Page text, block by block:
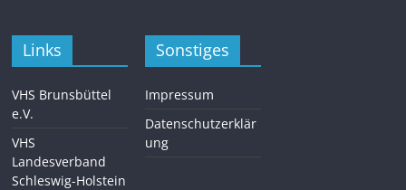
Links
VHS Brunsbüttel
e.V.
VHS
Landesverband
Schleswig-Holstein
Sonstiges
Impressum
Datenschutzerklär
ung